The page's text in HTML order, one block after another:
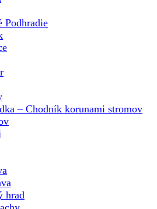
Podhradie
– Chodník korunami stromov
hrad